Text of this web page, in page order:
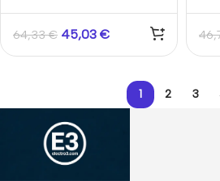
superficie, polarizado.
Apertura operativa máx.
15-31mm. 2m de cable.
64,33€ 45,03 €
1 2 3